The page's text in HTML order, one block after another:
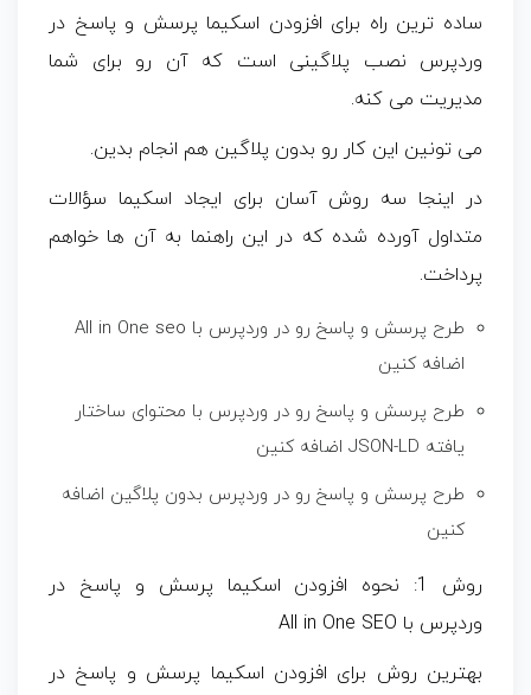
ساده ترین راه برای افزودن اسکیما پرسش و پاسخ در
وردپرس نصب پلاگینی است که آن رو برای شما
مدیریت می کنه.
می تونین این کار رو بدون پلاگین هم انجام بدین.
در اینجا سه ​​روش آسان برای ایجاد اسکیما سؤالات
متداول آورده شده که در این راهنما به آن ها خواهم
پرداخت.
طرح پرسش و پاسخ رو در وردپرس با All in One seo
اضافه کنین
طرح پرسش و پاسخ رو در وردپرس با محتوای ساختار
یافته JSON-LD اضافه کنین
طرح پرسش و پاسخ رو در وردپرس بدون پلاگین اضافه
کنین
روش 1: نحوه افزودن اسکیما پرسش و پاسخ در
وردپرس با All in One SEO
بهترین روش برای افزودن اسکیما پرسش و پاسخ در